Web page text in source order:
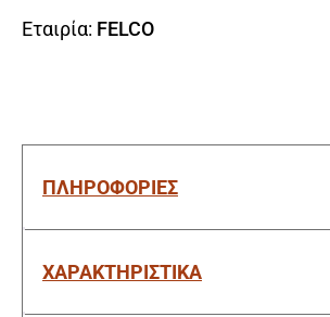
Εταιρία: FELCO
ΠΛΗΡΟΦΟΡΙΕΣ
ΧΑΡΑΚΤΗΡΙΣΤΙΚΑ